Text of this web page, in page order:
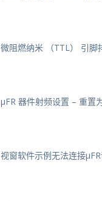
微阻燃纳米 （TTL） 引脚
μFR 器件射频设置 – 重置
视窗软件示例无法连接